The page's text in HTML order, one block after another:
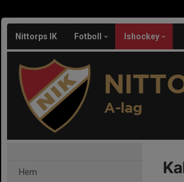
Nittorps IK Fotboll Ishockey
A-lag
Hem